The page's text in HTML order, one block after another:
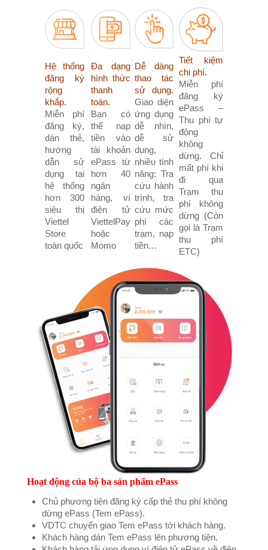
Hệ thống
đăng ký
rộng
khắp.
Miễn phí
đăng ký,
dán thẻ,
hướng
dẫn sử
dụng tại
hệ thống
hơn 300
siêu thị
Viettel
Store
toàn quốc
Đa dạng
hình thức
thanh
toán.
Bạn có
thể nạp
tiền vào
tài khoản
ePass từ
hơn 40
ngân
hàng, ví
điện tử
ViettelPay
hoặc
Momo
Dễ dàng
thao tác
sử dụng.
Giao diện
ứng dụng
dễ nhìn,
dễ sử
dụng,
nhiều tính
năng: Tra
cứu hành
trình, tra
cứu mức
phí các
trạm, nạp
tiền…
Tiết kiệm
chi phí.
Miễn phí
đăng ký
ePass –
Thu phí tự
động
không
dừng. Chỉ
mất phí khi
đi qua
Trạm thu
phí không
dừng (Còn
gọi là Trạm
thu phí
ETC)
Hoạt động của bộ ba sản phẩm ePass
Chủ phương tiện đăng ký cấp thẻ thu phí không
dừng ePass (Tem ePass).
VDTC chuyển giao Tem ePass tới khách hàng.
Khách hàng dán Tem ePass lên phương tiện.